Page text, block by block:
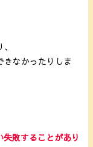
なかったりしま
敗することがあり